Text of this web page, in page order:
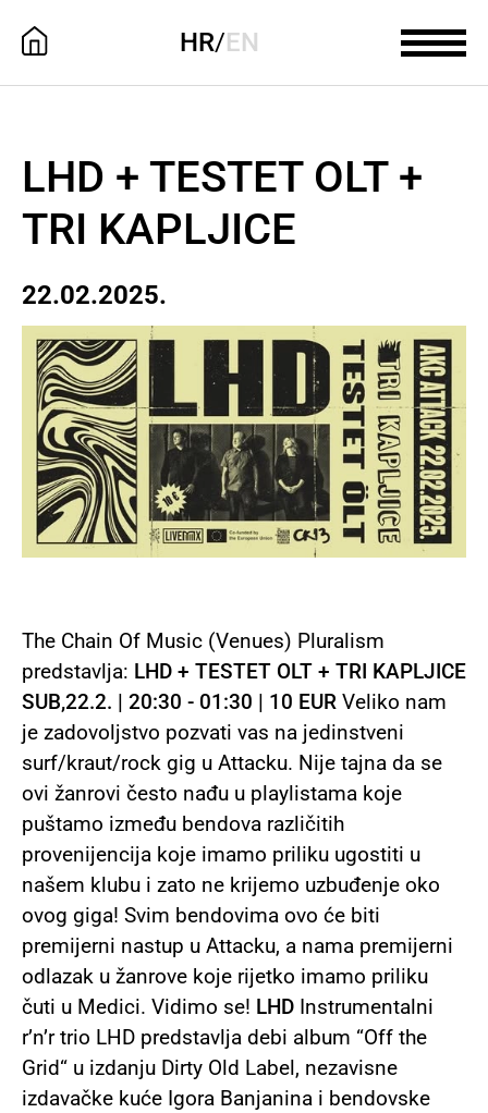
HR/EN
LHD + TESTET OLT +
TRI KAPLJICE
22.02.2025.
The Chain Of Music (Venues) Pluralism
predstavlja: LHD + TESTET OLT + TRI KAPLJICE
SUB,22.2. | 20:30 - 01:30 | 10 EUR Veliko nam
je zadovoljstvo pozvati vas na jedinstveni
surf/kraut/rock gig u Attacku. Nije tajna da se
ovi žanrovi često nađu u playlistama koje
puštamo između bendova različitih
provenijencija koje imamo priliku ugostiti u
našem klubu i zato ne krijemo uzbuđenje oko
ovog giga! Svim bendovima ovo će biti
premijerni nastup u Attacku, a nama premijerni
odlazak u žanrove koje rijetko imamo priliku
čuti u Medici. Vidimo se! LHD Instrumentalni
r’n’r trio LHD predstavlja debi album “Off the
Grid“ u izdanju Dirty Old Label, nezavisne
izdavačke kuće Igora Banjanina i bendovske